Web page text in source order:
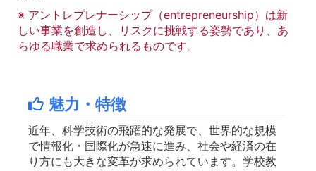
※ アントレプレナーシップ（entrepreneurship）は新
しい事業を創造し、リスクに挑戦する姿勢であり、あ
らゆる職業で求められるものです。
魅力・特徴
近年、科学技術の飛躍的な発展で、世界的な規模
で情報化・国際化が急速に進み、社会や経済の在
り方にも大きな変革が求められています。学校教